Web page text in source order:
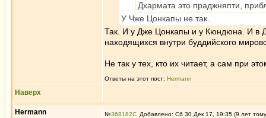
Дхармата это праджняпти,
У Чже Цонкапы не так.
Так. И у Дже Цонкапы и у Кюндюна. И в
находящихся внутри буддийского
Не так у тех, кто их читает, а сам при
Ответы на этот пост: Hermann
Наверх
Hermann №368182 Добавлено: Сб 30 Дек 17, 19:35 (9 лет